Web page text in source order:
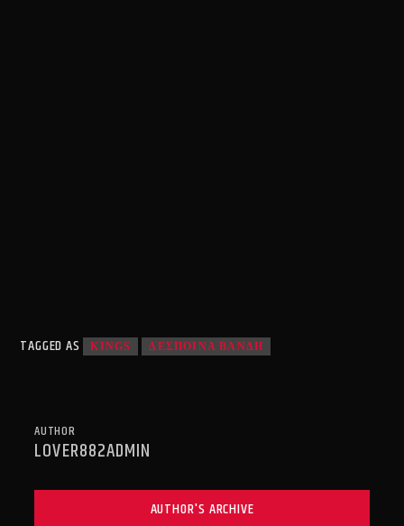
TAGGED AS KINGS ΔΕΣΠΟΙΝΑ ΒΑΝΔΗ
AUTHOR
LOVER882ADMIN
AUTHOR'S ARCHIVE